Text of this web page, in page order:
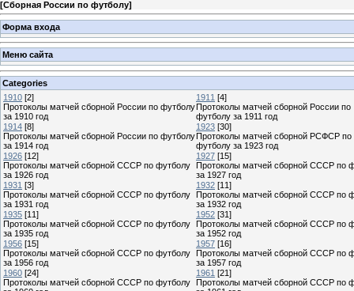
[Сборная России по футболу]
Форма входа
Меню сайта
Categories
1910 [2]
Протоколы матчей сборной России по футболу
за 1910 год
1911 [4]
Протоколы матчей сборной России по
футболу за 1911 год
1914 [8]
Протоколы матчей сборной России по футболу
за 1914 год
1923 [30]
Протоколы матчей сборной РСФСР по
футболу за 1923 год
1926 [12]
Протоколы матчей сборной СССР по футболу
за 1926 год
1927 [15]
Протоколы матчей сборной СССР по
за 1927 год
1931 [3]
Протоколы матчей сборной СССР по футболу
за 1931 год
1932 [11]
Протоколы матчей сборной СССР по
за 1932 год
1935 [11]
Протоколы матчей сборной СССР по футболу
за 1935 год
1952 [31]
Протоколы матчей сборной СССР по
за 1952 год
1956 [15]
Протоколы матчей сборной СССР по футболу
за 1956 год
1957 [16]
Протоколы матчей сборной СССР по
за 1957 год
1960 [24]
Протоколы матчей сборной СССР по футболу
1961 [21]
Протоколы матчей сборной СССР по